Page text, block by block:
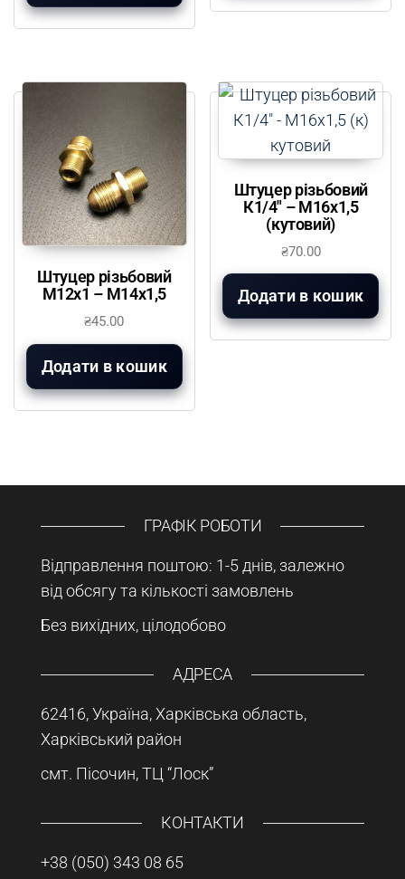
Штуцер різьбовий
М12х1 – М14х1,5
₴45.00
Додати в кошик
Штуцер різьбовий
К1/4″ – М16х1,5
(кутовий)
₴70.00
Додати в кошик
ГРАФІК РОБОТИ
Відправлення поштою: 1-5 днів, залежно
від обсягу та кількості замовлень
Без вихідних, цілодобово
АДРЕСА
62416, Україна, Харківська область,
Харківський район
смт. Пісочин, ТЦ “Лоск”
КОНТАКТИ
+38 (050) 343 08 65